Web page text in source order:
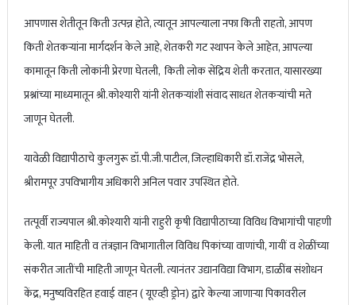
आपणास शेतीतून किती उत्पन्न होते, त्यातून आपल्याला नफा किती राहतो, आपण
किती शेतकऱ्यांना मार्गदर्शन केले आहे, शेतकरी गट स्थापन केले आहेत, आपल्या
कामातून किती लोकांनी प्रेरणा घेतली, किती लोक सेंद्रिय शेती करतात, यासारख्या
प्रश्नांच्या माध्यमातून श्री.कोश्यारी यांनी शेतकऱ्यांशी संवाद साधत शेतकऱ्यांची मते
जाणून घेतली.
यावेळी विद्यापीठाचे कुलगुरू डॉ.पी.जी.पाटील, जिल्हाधिकारी डॉ.राजेंद्र भोसले,
श्रीरामपूर उपविभागीय अधिकारी अनिल पवार उपस्थित होते.
तत्पूर्वी राज्यपाल श्री.कोश्यारी यांनी राहुरी कृषी विद्यापीठाच्या विविध विभागांची पाहणी
केली. यात माहिती व तंत्रज्ञान विभागातील विविध पिकांच्या वाणांची, गायीं व शेळींच्या
संकरीत जातींची माहिती जाणून घेतली. त्यानंतर उद्यानविद्या विभाग, डाळींब संशोधन
केंद्र, मनुष्यविरहित हवाई वाहन ( यूएव्ही ड्रोन) द्वारे केल्या जाणाऱ्या पिकावरील